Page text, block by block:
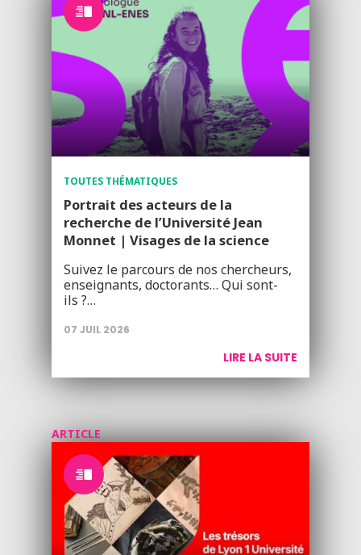
TOUTES THÉMATIQUES
Portrait des acteurs de la
recherche de l’Université Jean
Monnet | Visages de la science
Suivez le parcours de nos chercheurs,
enseignants, doctorants… Qui sont-
ils ?…
07 JUIL 2026
LIRE LA SUITE
ARTICLE